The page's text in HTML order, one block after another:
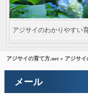
アジサイのわかりやすい
アジサイの育て方.net » アジサイ
メール